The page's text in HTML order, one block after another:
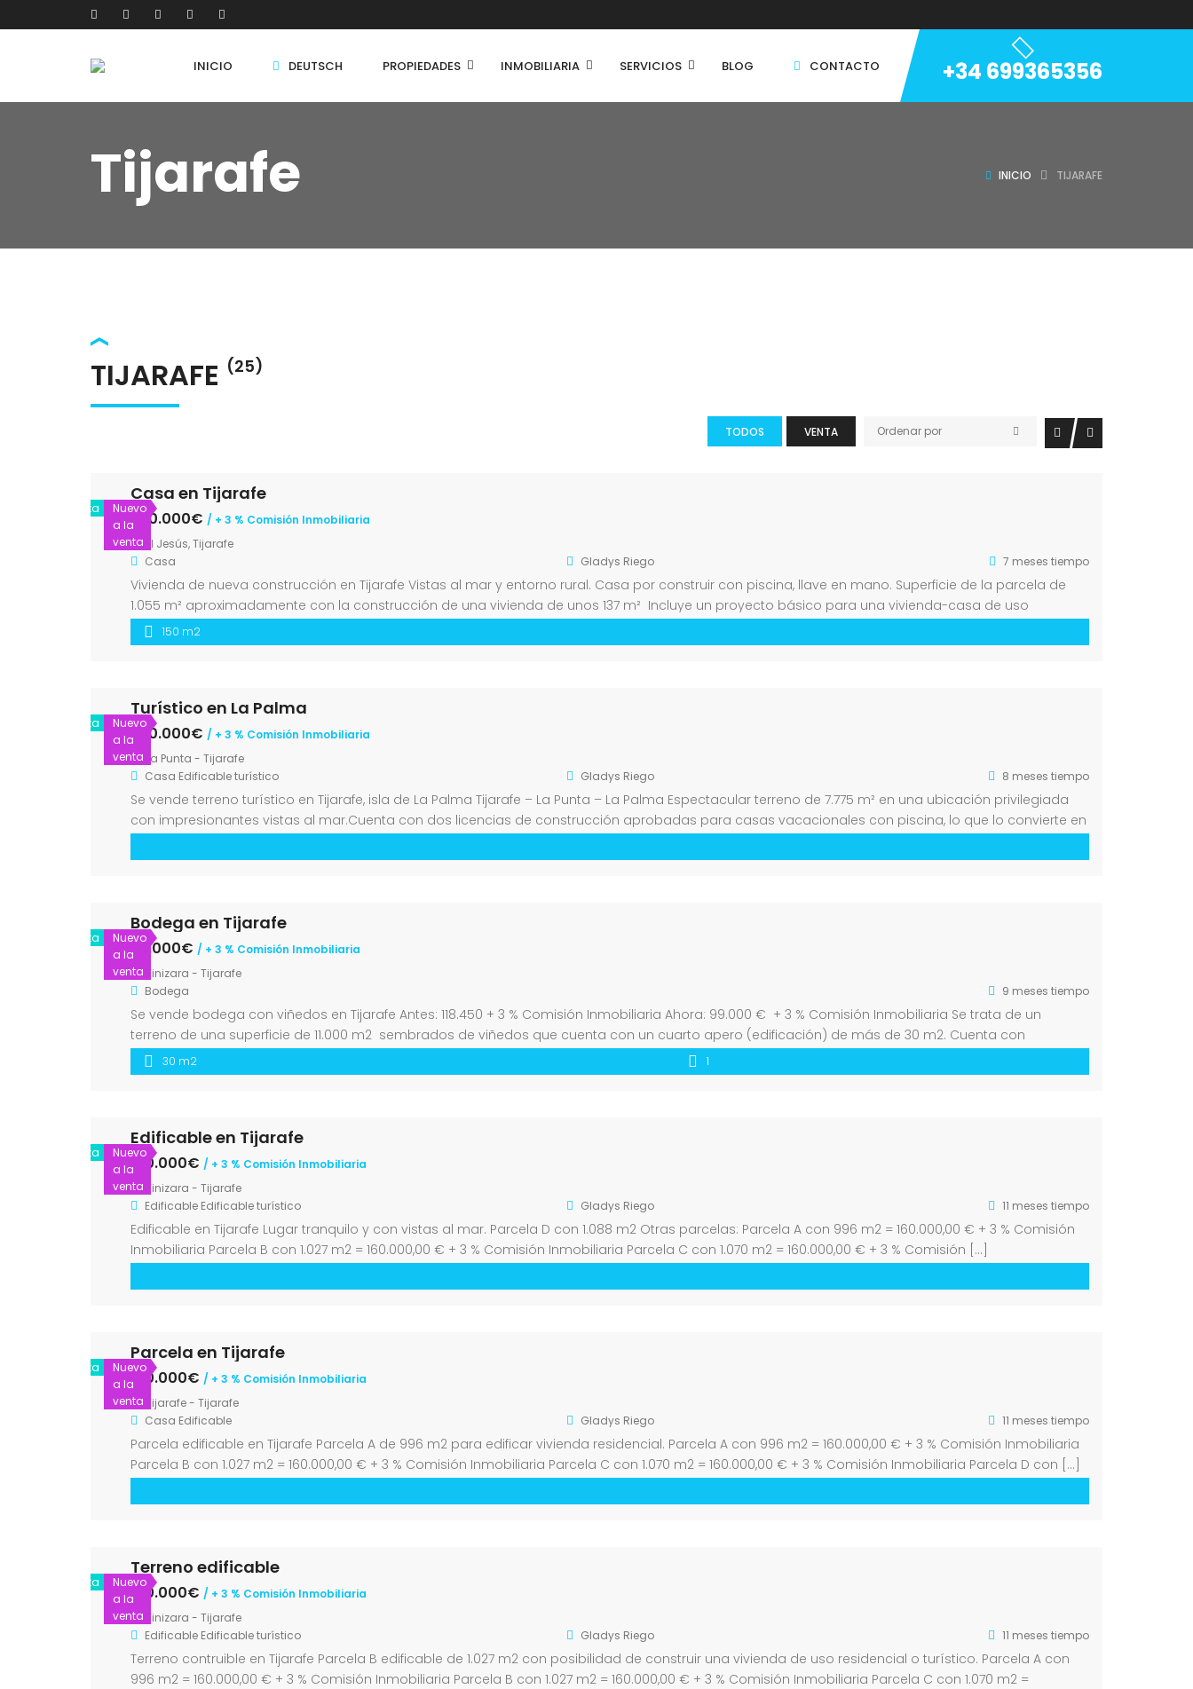
INICIO DEUTSCH PROPIEDADES INMOBILIARIA SERVICIOS BLOG CONTACTO +34 699365356
Tijarafe INICIO TIJARAFE
TIJARAFE (25)
TODOS VENTA Ordenar por
Nuevo
a la
venta
Venta
Casa en Tijarafe
580.000€ / + 3 % Comisión Inmobiliaria
El Jesús, Tijarafe
Casa
Gladys Riego 7 meses tiempo
Vivienda de nueva construcción en Tijarafe Vistas al mar y entorno rural. Casa por construir con piscina, llave en mano. Superficie de la parcela de
1.055 m² aproximadamente con la construcción de una vivienda de unos 137 m² Incluye un proyecto básico para una vivienda-casa de uso
residencial aún por construir. Carretera de buen acceso […]
150 m2
Nuevo
a la
venta
Venta
Turístico en La Palma
250.000€ / + 3 % Comisión Inmobiliaria
La Punta - Tijarafe
Casa Edificable turístico Gladys Riego 8 meses tiempo
Se vende terreno turístico en Tijarafe, isla de La Palma Tijarafe – La Punta – La Palma Espectacular terreno de 7.775 m² en una ubicación privilegiada
con impresionantes vistas al mar.Cuenta con dos licencias de construcción aprobadas para casas vacacionales con piscina, lo que lo convierte en
Nuevo
a la
venta
Venta
Bodega en Tijarafe
99.000€ / + 3 % Comisión Inmobiliaria
Tinizara - Tijarafe
Bodega
9 meses tiempo
Se vende bodega con viñedos en Tijarafe Antes: 118.450 + 3 % Comisión Inmobiliaria Ahora: 99.000 € + 3 % Comisión Inmobiliaria Se trata de un
terreno de una superficie de 11.000 m2 sembrados de viñedos que cuenta con un cuarto apero (edificación) de más de 30 m2. Cuenta con
electricidad y agua.
30 m2 1
Nuevo
a la
venta
Venta
Edificable en Tijarafe
160.000€ / + 3 % Comisión Inmobiliaria
Tinizara - Tijarafe
Edificable Edificable turístico Gladys Riego 11 meses tiempo
Edificable en Tijarafe Lugar tranquilo y con vistas al mar. Parcela D con 1.088 m2 Otras parcelas: Parcela A con 996 m2 = 160.000,00 € + 3 % Comisión
Inmobiliaria Parcela B con 1.027 m2 = 160.000,00 € + 3 % Comisión Inmobiliaria Parcela C con 1.070 m2 = 160.000,00 € + 3 % Comisión […]
Nuevo
a la
venta
Venta
Parcela en Tijarafe
160.000€ / + 3 % Comisión Inmobiliaria
Tijarafe - Tijarafe
Casa Edificable Gladys Riego 11 meses tiempo
Parcela edificable en Tijarafe Parcela A de 996 m2 para edificar vivienda residencial. Parcela A con 996 m2 = 160.000,00 € + 3 % Comisión Inmobiliaria
Parcela B con 1.027 m2 = 160.000,00 € + 3 % Comisión Inmobiliaria Parcela C con 1.070 m2 = 160.000,00 € + 3 % Comisión Inmobiliaria Parcela D con […]
Nuevo
a la
venta
Venta
Terreno edificable
160.000€ / + 3 % Comisión Inmobiliaria
Tinizara - Tijarafe
Edificable Edificable turístico Gladys Riego 11 meses tiempo
Terreno contruible en Tijarafe Parcela B edificable de 1.027 m2 con posibilidad de construir una vivienda de uso residencial o turístico. Parcela A con
996 m2 = 160.000,00 € + 3 % Comisión Inmobiliaria Parcela B con 1.027 m2 = 160.000,00 € + 3 % Comisión Inmobiliaria Parcela C con 1.070 m2 =